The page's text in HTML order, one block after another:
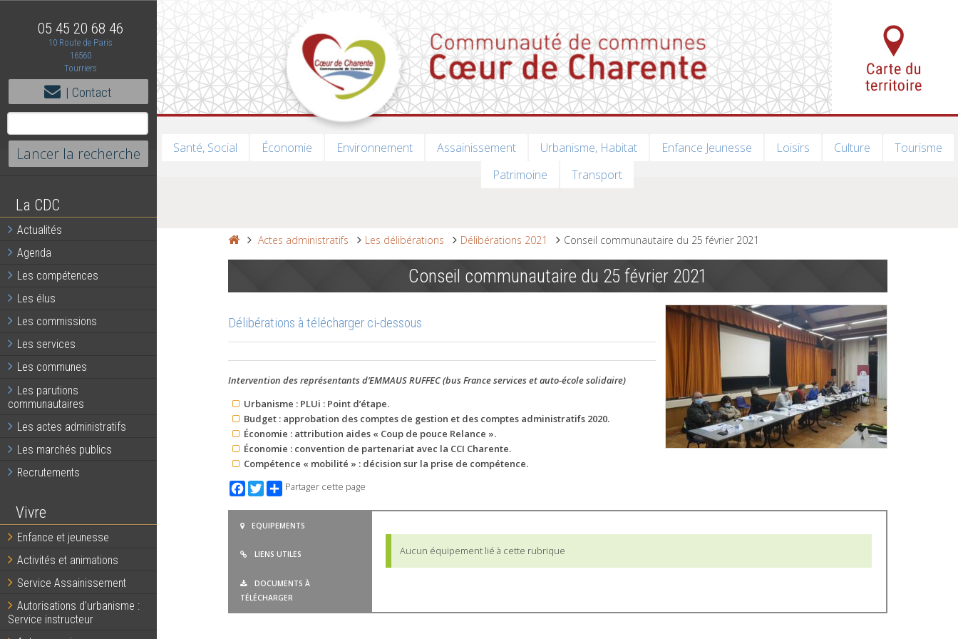
05 45 20 68 46
10 Route de Paris
16560
Tourriers
| Contact
La CDC
Actualités
Agenda
Les compétences
Les élus
Les commissions
Les services
Les communes
Les parutions
communautaires
Les actes administratifs
Les marchés publics
Recrutements
Vivre
Enfance et jeunesse
Activités et animations
Service Assainissement
Autorisations d’urbanisme :
Service instructeur
Santé, Social Économie Environnement Assainissement Urbanisme, Habitat Enfance Jeunesse Loisirs Culture
Tourisme
Patrimoine
Transport
Actes administratifs Les délibérations Délibérations 2021 Conseil communautaire du 25 février 2021
Conseil communautaire du 25 février 2021
Délibérations à télécharger ci-dessous
Intervention des représentants d’EMMAUS RUFFEC (bus France services et auto-école solidaire)
Urbanisme : PLUi : Point d’étape.
Budget : approbation des comptes de gestion et des comptes administratifs 2020.
Économie : attribution aides « Coup de pouce Relance ».
Économie : convention de partenariat avec la CCI Charente.
Compétence « mobilité » : décision sur la prise de compétence.
Facebook
TwitterPartager cette page
EQUIPEMENTS
LIENS UTILES
DOCUMENTS À
TÉLÉCHARGER
Aucun équipement lié à cette rubrique